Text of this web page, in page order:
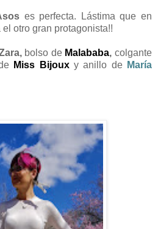
es perfecta. Lástima que en
otro gran protagonista!!
bolso de Malababa, colgante
Miss Bijouxy anillo de María